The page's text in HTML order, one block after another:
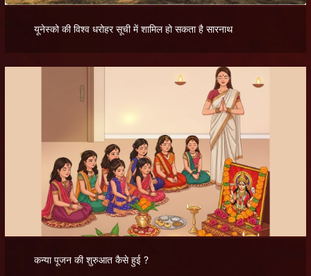
यूनेस्को की विश्व धरोहर सूची में शामिल हो सकता है सारनाथ
कन्या पूजन की शुरुआत कैसे हुई ?